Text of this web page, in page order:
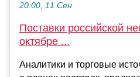
20:00, 11 Сен
Поставки российской
октябре ...
Аналитики и торговые